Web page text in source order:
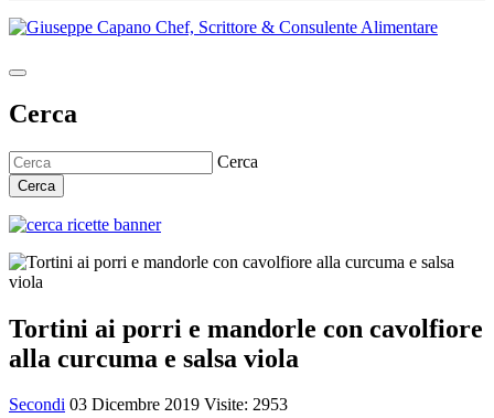
Cerca
Cerca
Cerca
Tortini ai porri e mandorle con cavolfiore
alla curcuma e salsa viola
Secondi 03 Dicembre 2019 Visite: 2953